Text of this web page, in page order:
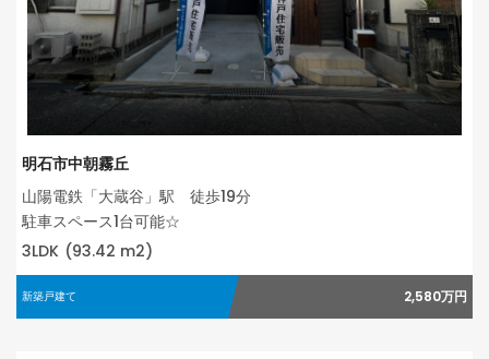
明石市中朝霧丘
山陽電鉄「大蔵谷」駅 徒歩19分
駐車スペース1台可能☆
3LDK (93.42 m2)
新築戸建て 2,580万円